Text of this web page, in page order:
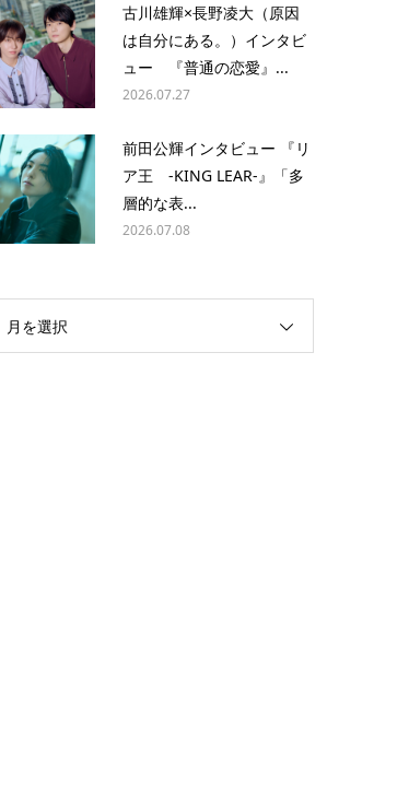
古川雄輝×長野凌大（原因
は自分にある。）インタビ
ュー 『普通の恋愛』...
2026.07.27
前田公輝インタビュー 『リ
ア王 -KING LEAR-』「多
層的な表...
2026.07.08
月を選択